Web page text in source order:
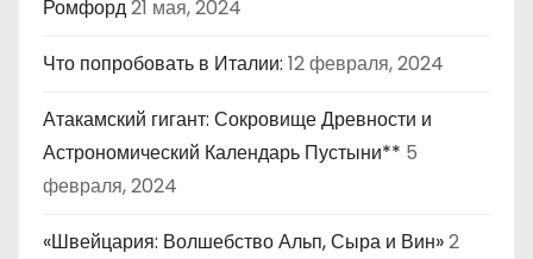
Ромфорд21 мая, 2024
Что попробовать в Италии: 12 февраля, 2024
Атакамский гигант: Сокровище Древности и
Астрономический Календарь Пустыни** 5
февраля, 2024
«Швейцария: Волшебство Альп, Сыра и Вин»2